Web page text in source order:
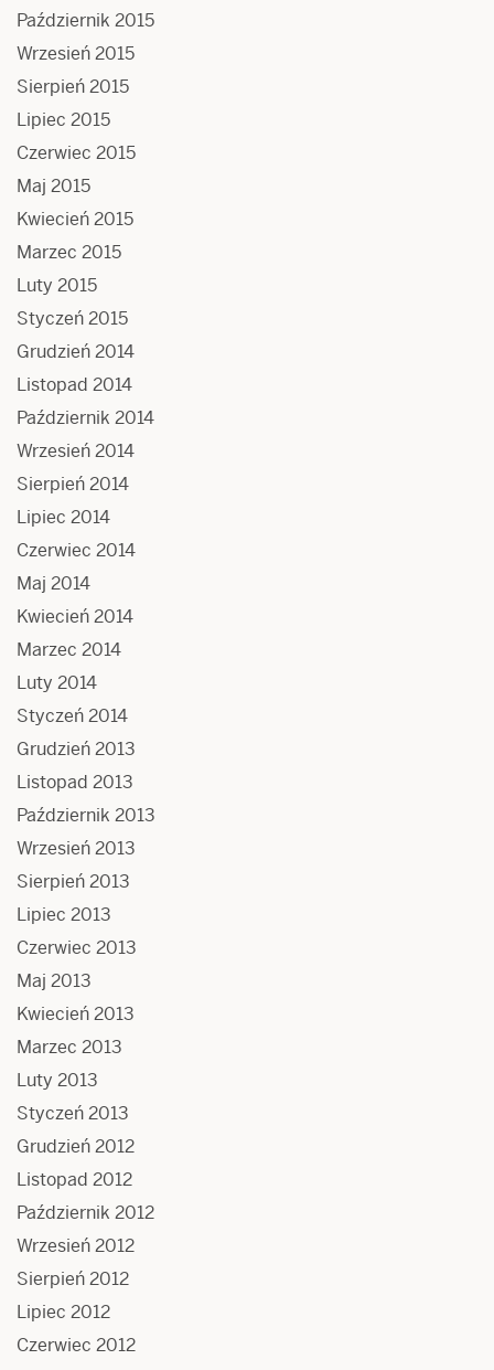
Październik 2015
Wrzesień 2015
Sierpień 2015
Lipiec 2015
Czerwiec 2015
Maj 2015
Kwiecień 2015
Marzec 2015
Luty 2015
Styczeń 2015
Grudzień 2014
Listopad 2014
Październik 2014
Wrzesień 2014
Sierpień 2014
Lipiec 2014
Czerwiec 2014
Maj 2014
Kwiecień 2014
Marzec 2014
Luty 2014
Styczeń 2014
Grudzień 2013
Listopad 2013
Październik 2013
Wrzesień 2013
Sierpień 2013
Lipiec 2013
Czerwiec 2013
Maj 2013
Kwiecień 2013
Marzec 2013
Luty 2013
Styczeń 2013
Grudzień 2012
Listopad 2012
Październik 2012
Wrzesień 2012
Sierpień 2012
Lipiec 2012
Czerwiec 2012